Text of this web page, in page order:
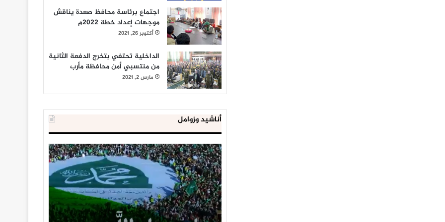
اجتماع برئاسة محافظ صعدة يناقش
موجهات إعداد خطة 2022م
أكتوبر 26, 2021
الداخلية تحتفي بتخرج الدفعة الثانية
من منتسبي أمن محافظة مأرب
مارس 2, 2021
أناشيد وزوامل
العدو
الإسرائيلي
اعتقل
543
طفلا
فلسطينيا
خلال
يناير 31, 2021
الداخلية
المصرية
إحباط
‘مخطط
كبير’
للإخوان